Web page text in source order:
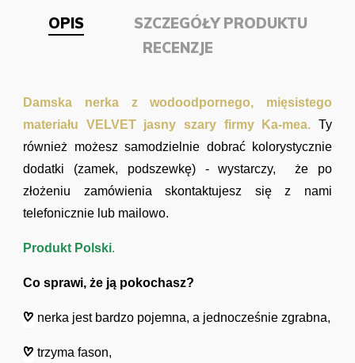
OPIS
SZCZEGÓŁY PRODUKTU
RECENZJE
Damska nerka z wodoodpornego, mięsistego
materiału VELVET jasny szary firmy Ka-mea. Ty
również możesz samodzielnie dobrać kolorystycznie
dodatki (zamek, podszewkę) - wystarczy, że po
złożeniu zamówienia skontaktujesz się z nami
telefonicznie lub mailowo.
Produkt Polski.
Co sprawi, że ją pokochasz?
nerka jest bardzo pojemna, a jednocześnie zgrabna,
trzyma fason,